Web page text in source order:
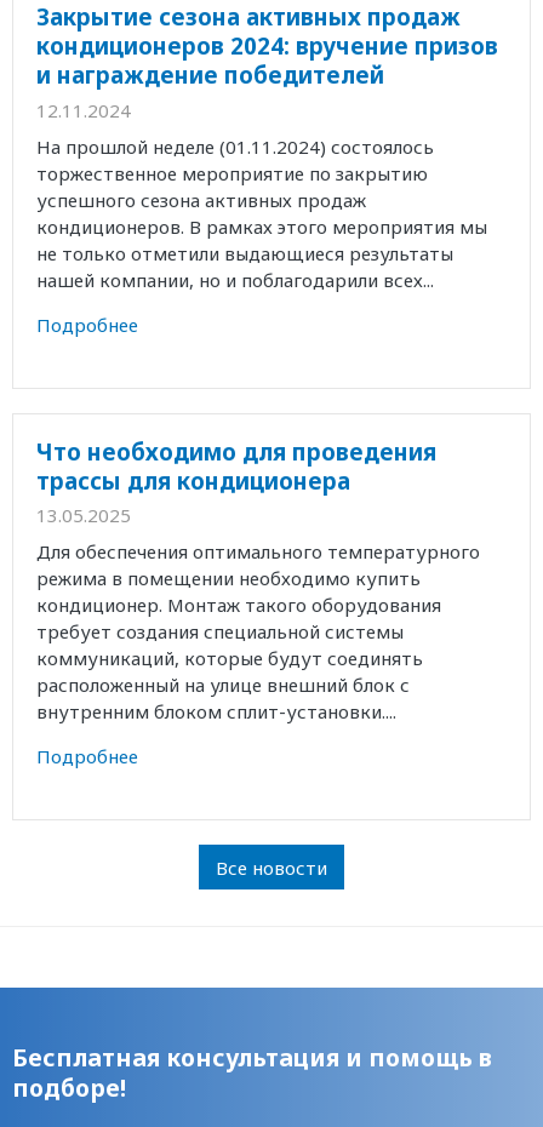
Закрытие сезона активных продаж
кондиционеров 2024: вручение призов
и награждение победителей
12.11.2024
На прошлой неделе (01.11.2024) состоялось
торжественное мероприятие по закрытию
успешного сезона активных продаж
кондиционеров. В рамках этого мероприятия мы
не только отметили выдающиеся результаты
нашей компании, но и поблагодарили всех...
Подробнее
Что необходимо для проведения
трассы для кондиционера
13.05.2025
Для обеспечения оптимального температурного
режима в помещении необходимо купить
кондиционер. Монтаж такого оборудования
требует создания специальной системы
коммуникаций, которые будут соединять
расположенный на улице внешний блок с
внутренним блоком сплит-установки....
Подробнее
Все новости
Бесплатная консультация и помощь в
подборе!